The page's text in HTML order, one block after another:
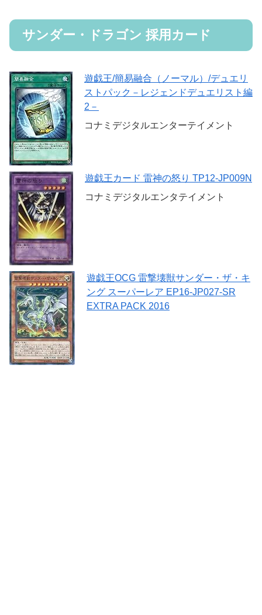
サンダー・ドラゴン 採用カード
遊戯王/簡易融合（ノーマル）/デュエリ
ストパック－レジェンドデュエリスト編
2－
コナミデジタルエンターテイメント
遊戯王カード 雷神の怒り TP12-JP009N
コナミデジタルエンタテイメント
遊戯王OCG 雷撃壊獣サンダー・ザ・キ
ング スーパーレア EP16-JP027-SR
EXTRA PACK 2016